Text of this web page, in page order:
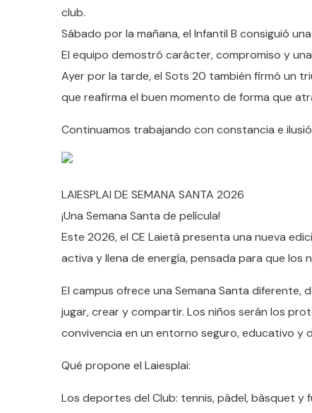
club.
Sábado por la mañana, el Infantil B consiguió
El equipo demostró carácter, compromiso y
Ayer por la tarde, el Sots 20 también firmó un
que reafirma el buen momento de forma que
Continuamos trabajando con constancia e
LAIESPLAI DE SEMANA SANTA 2026
¡Una Semana Santa de película!
Este 2026, el CE Laietà presenta una nueva
activa y llena de energía, pensada para que los
El campus ofrece una Semana Santa
jugar, crear y compartir. Los niños serán los
convivencia en un entorno seguro, educativo y
Qué propone el Laiesplai:
Los deportes del Club: tennis, pàdel, bàsquet